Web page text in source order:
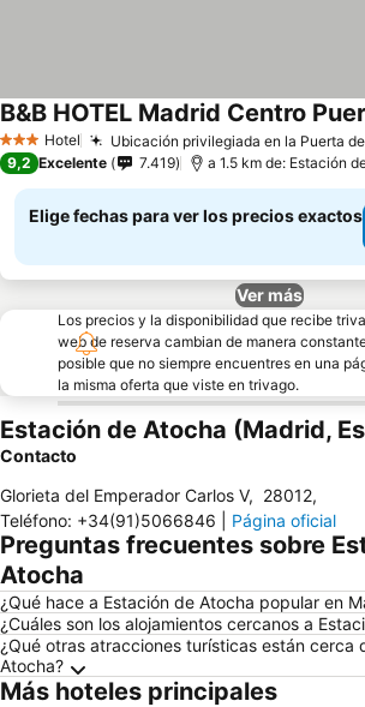
3 Estrellas
Hotel Ubicación privilegiada en la Puerta
B&B HOTEL Madrid Centro
9,2 Excelente 7.419 a 1.5 km de: Estación
Elige fechas para ver los precios exactos
Ver más
Los precios y la disponibilidad que recibe
web de reserva cambian de manera
posible que no siempre encuentres en una
la misma oferta que viste en trivago.
Estación de Atocha (Madrid,
Contacto
Glorieta del Emperador Carlos V, 28012,
Teléfono: +34(91)5066846 Página oficial
Preguntas frecuentes sobre
Atocha
¿Qué hace a Estación de Atocha popular en
¿Cuáles son los alojamientos cercanos a
¿Qué otras atracciones turísticas están cerca
Atocha?
Más hoteles principales